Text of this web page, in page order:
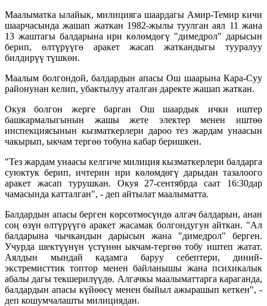
Маалыматка ылайык, милицияга шаардагы Амир-Темир кичи
шаарчасында жашап жаткан 1982-жылы туулган аял 11 жана
13 жаштагы балдарына ири көлөмдөгү "димедрол" дарысын
берип, өлтүрүүгө аракет жасап жаткандыгы тууралуу
билдирүү түшкөн.
Маалым болгондой, балдардын апасы Ош шаарына Кара-Суу
районунан келип, убактылуу аталган даректе жашап жаткан.
Окуя болгон жерге барган Ош шаардык ички иштер
башкармалыгынын жашы жете электер менен иштөө
инспекциясынын кызматкерлери дароо тез жардам унаасын
чакырып, ыкчам тергөө тобуна кабар беришкен.
"Тез жардам унаасы келгиче милиция кызматкерлери балдарга
суюктук берип, ичтерин ири көлөмдөгү дарыдан тазалоого
аракет жасап турушкан. Окуя 27-сентябрда саат 16:30дар
чамасында катталган", - деп айтылат маалыматта.
Балдардын апасы берген көрсөтмөсүндө алгач балдарын, анан
соң өзүн өлтүрүүгө аракет жасамак болгондугун айткан. "Ал
балдарына чычкандын дарысын жана "димедрол" берген.
Учурда шектүүнүн үстүнөн ыкчам-тергөө тобу иштеп жатат.
Аялдын мындай кадамга баруу себептери, диний-
экстремисттик топтор менен байланышы жана психикалык
абалы дагы текшерилүүдө. Алгачкы маалыматтарга караганда,
балдардын апасы күйөөсү менен быйыл ажырашып кеткен", -
деп кошумчалашты милициядан.